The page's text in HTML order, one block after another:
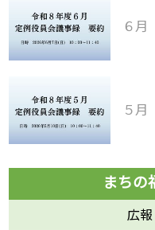
６
５
広